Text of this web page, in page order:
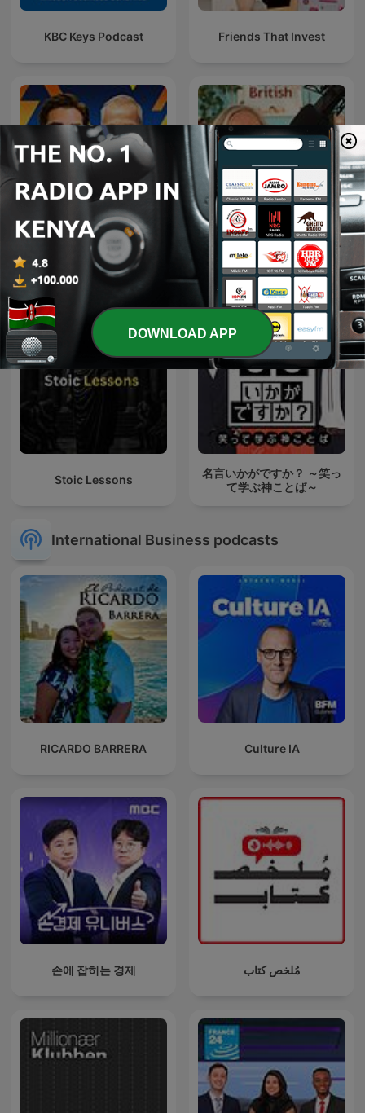
KBC Keys Podcast Friends That Invest
Rich Habits Podcast Make it British Podcast
Stoic Lessons
名言いかがですか？ ～笑っ
て学ぶ神ことば～
International Business podcasts
RICARDO BARRERA Culture IA
손에 잡히는 경제 مُلخص كتاب
DOWNLOAD APP